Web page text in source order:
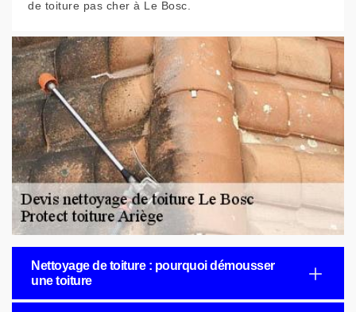
de toiture pas cher à Le Bosc.
Nettoyage de toiture : pourquoi démousser
une toiture